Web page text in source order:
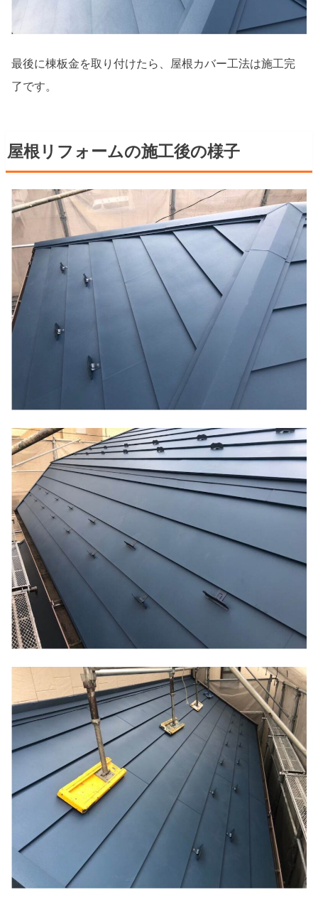
最後に棟板金を取り付けたら、屋根カバー工法は施工完
了です。
屋根リフォームの施工後の様子